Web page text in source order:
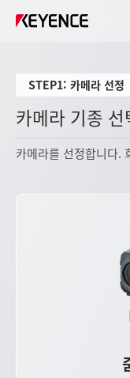
STEP1: 카메라 선정
카메라 기종 선
카메라를 선정합니다.